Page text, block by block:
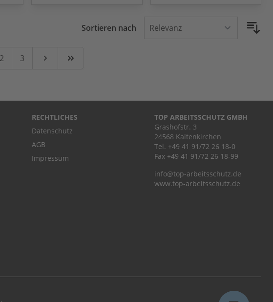
Sortieren nach
gerade Seite
Seite
2 Seite
3 Weiter Zuletzt
RECHTLICHES
Datenschutz
AGB
Impressum
TOP ARBEITSSCHUTZ GMBH
Grashofstr. 3
24568 Kaltenkirchen
Tel. +49 41 91/72 26 18-0
Fax +49 41 91/72 26 18-99
info@top-arbeitsschutz.de
www.top-arbeitsschutz.de